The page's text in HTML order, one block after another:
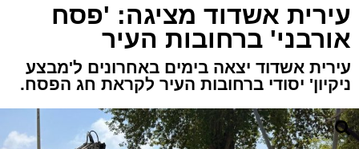
עירית אשדוד מציגה: 'פסח
אורבני' ברחובות העיר
עירית אשדוד יצאה בימים באחרונים ל'מבצע
ניקיון' יסודי ברחובות העיר לקראת חג הפסח.